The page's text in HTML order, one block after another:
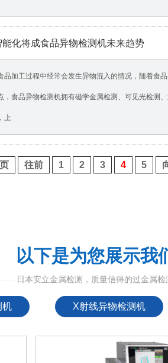
化将成食品异物检测机未来趋势
品加工过程中经常会发生异物混入的情况，随着食
，食品异物检测机拥有磁学金属检测、可见光检测
上
往前 1 2 3 4 5
以下是为您展示我
日本安立金属检测，质量信得的过金属
机 X射线异物检测机